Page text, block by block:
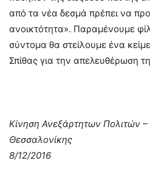
από τα νέα δεσμά πρέπει να
ανοικτότητα». Παραμένουμε
σύντομα θα στείλουμε ένα
Σπίθας για την απελευθέρωση
Κίνηση Ανεξάρτητων Πολιτών –
Θεσσαλονίκης
8/12/2016